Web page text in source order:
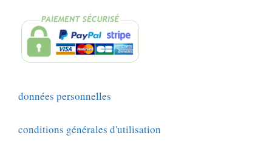
données personnelles
conditions générales d'utilisation